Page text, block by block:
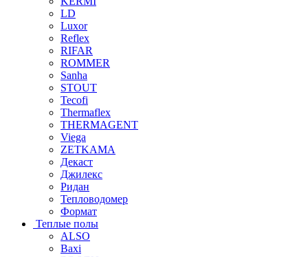
LD
Luxor
Reflex
RIFAR
ROMMER
Sanha
STOUT
Tecofi
Thermaflex
THERMAGENT
Viega
ZETKAMA
Декаст
Джилекс
Ридан
Тепловодомер
Формат
Теплые полы
ALSO
Baxi